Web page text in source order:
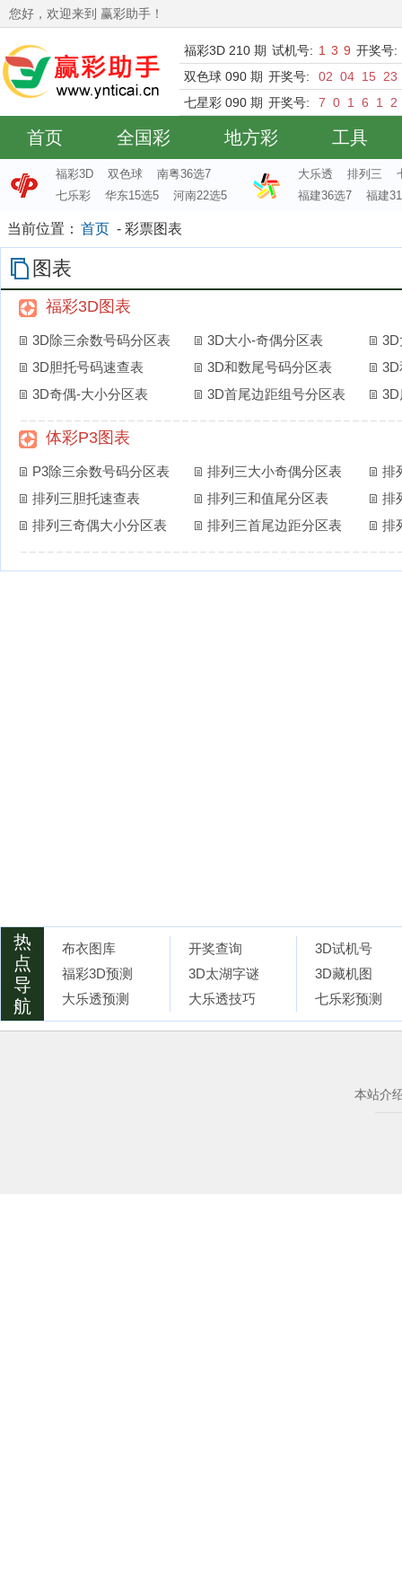
您好，欢迎来到 赢彩助手！
福彩3D 210 期 试机号: 1 3 9 开奖号:
双色球 090 期 开奖号: 02 04 15
23
七星彩 090 期 开奖号: 7 0 1 6 1 2
首页 全国彩 地方彩 工具
福彩3D 双色球
南粤36选7
七乐彩
华东15选5 河南22选5
大乐透 排列三
福建36选7
福建
当前位置： 首页 - 彩票图表
图表
福彩3D图表
3D除三余数号码分区表 3D大小-奇偶分区表
3D胆托号码速查表
3D和数尾号码分区表
3D奇偶-大小分区表
3D首尾边距组号分区表
体彩P3图表
P3除三余数号码分区表 排列三大小奇偶分区表
排
排列三胆托速查表
排列三和值尾分区表
排
排列三奇偶大小分区表
排列三首尾边距分区表 排
热
点
导
航
布衣图库 开奖查询
3D试机号
福彩3D预测
3D太湖字谜
3D藏机图
大乐透预测
大乐透技巧 七乐彩预测
本站介